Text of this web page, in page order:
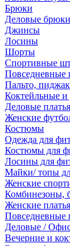
Брюки
Деловые брюки
Джинсы
Лосины
Шорты
Спортивные
Повседневные
Пальто,
Коктейльные и
Деловые платья
Женские
Костюмы
Одежда для
Костюмы для
Лосины для
Майки/ топы
Женские
Комбинезоны,
Женские платья
Повседневные
Деловые /
Вечерние и